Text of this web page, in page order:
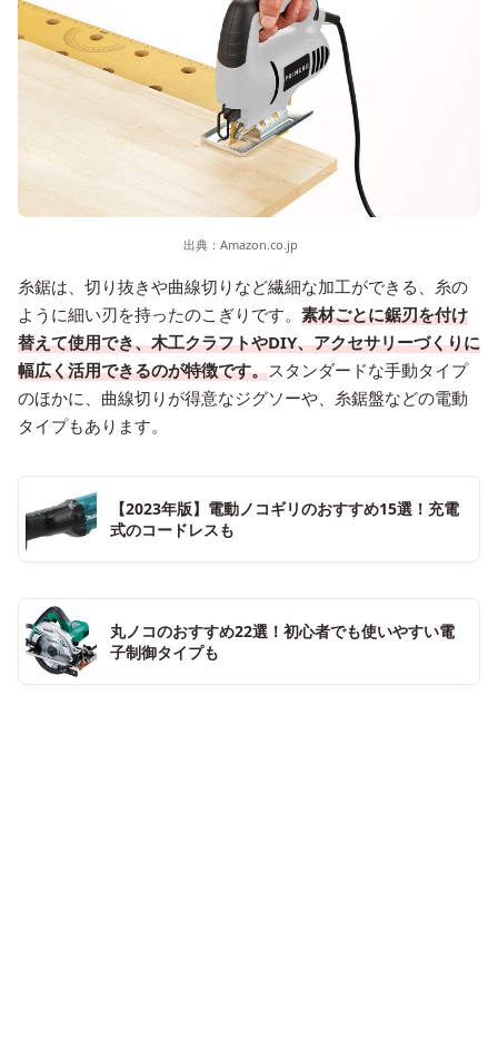
出典： Amazon.co.jp
糸鋸は、切り抜きや曲線切りなど繊細な加工ができる、糸の
ように細い刃を持ったのこぎりです。 素材ごとに鋸刃を付け
替えて使用でき、木工クラフトやDIY、アクセサリーづくりに
幅広く活用できるのが特徴です。スタンダードな手動タイプ
のほかに、曲線切りが得意なジグソーや、糸鋸盤などの電動
タイプもあります。
【2023年版】電動ノコギリのおすすめ15選！充電
式のコードレスも
丸ノコのおすすめ22選！初心者でも使いやすい電
子制御タイプも